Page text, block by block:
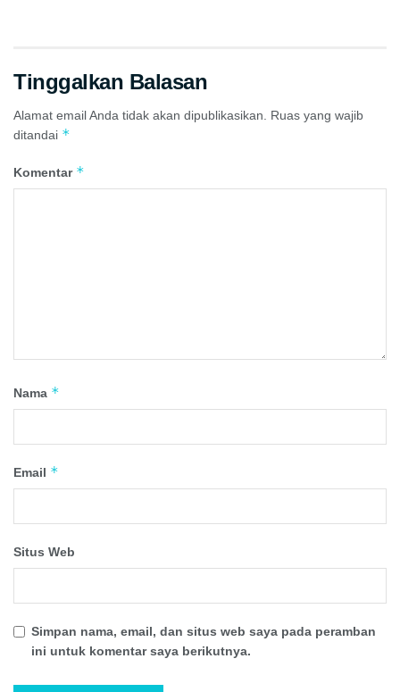
Tinggalkan Balasan
Alamat email Anda tidak akan dipublikasikan.
Ruas yang wajib
ditandai *
Komentar *
Nama *
Email *
Situs Web
Simpan nama, email, dan situs web saya pada peramban
ini untuk komentar saya berikutnya.